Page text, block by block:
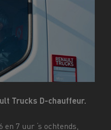
Trucks D-chauffeur.
7 uur ‘s ochtends,